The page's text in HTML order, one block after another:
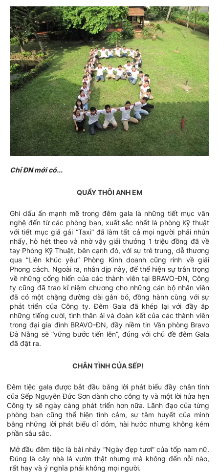
Chỉ ĐN mới có...
QUẨY THÔI ANH EM
Ghi dấu ấn mạnh mẽ trong đêm gala là những tiết mục văn
nghệ đến từ các phòng ban, xuất sắc nhất là phòng Kỹ thuật
với tiết mục giả gái “Taxi” đã làm tất cả mọi người phải nhún
nhẩy, hò hét theo và nhờ vậy giải thưởng 1 triệu đồng đã về
tay Phòng Kỹ Thuật, bên cạnh đó, với sự trẻ trung, dễ thương
qua “Liên khúc yêu” Phòng Kinh doanh cũng rinh về giải
Phong cách. Ngoài ra, nhân dịp này, để thể hiện sự trân trọng
về những cống hiến của các thành viên tại BRAVO-ĐN, Công
ty cũng đã trao kỉ niệm chương cho những cán bộ nhân viên
đã có một chặng đường dài gắn bó, đồng hành cùng với sự
phát triển của Công ty. Đêm Gala đã khép lại với đầy ắp
những tiếng cười, tình thân ái và đoàn kết của các thành viên
trong đại gia đình BRAVO-ĐN, đầy niềm tin Văn phòng Bravo
Đà Nẵng sẽ “vững bước tiến lên”, đúng với chủ đề đêm Gala
đã đặt ra.
CHÂN TÌNH CỦA SẾP!
Đêm tiệc gala được bắt đầu bằng lời phát biểu đầy chân tình
của Sếp Nguyễn Đức Sơn dành cho công ty và một lời hứa hẹn
Công ty sẽ ngày càng phát triển hơn nữa. Lãnh đạo của từng
phòng ban cũng thể hiện tình cảm, sự tâm huyết của mình
bằng những lời phát biểu dí dỏm, hài hước nhưng không kém
phần sâu sắc.
Mở đầu đêm tiệc là bài nhảy “Ngày đẹp tươi” của tốp nam nữ.
Đúng là cây nhà lá vườn thật nhưng mà không đến nỗi nào,
rất hay và ý nghĩa phải không mọi người.